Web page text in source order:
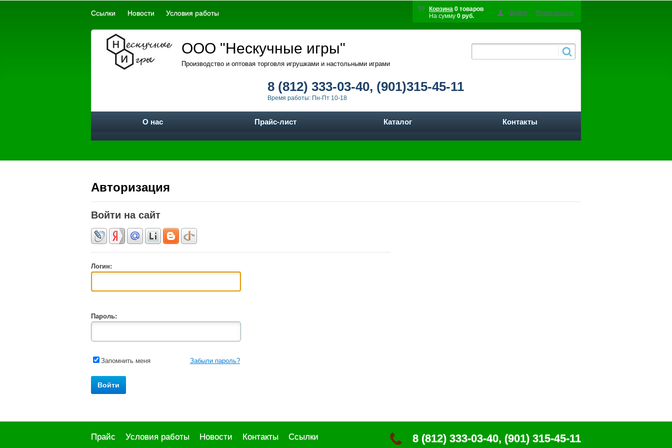
Корзина 0 товаров
На сумму 0 руб. Войти Регистрация
Ссылки Новости Условия работы
ООО "Нескучные игры"
Производство и оптовая торговля игрушками и настольными играми
8 (812) 333-03-40, (901)315-45-11
Время работы: Пн-Пт 10-18
О нас Прайс-лист Каталог Контакты
Авторизация
Войти на сайт
Логин:
Пароль:
Запомнить меня Забыли пароль?
8 (812) 333-03-40, (901) 315-45-11
Прайс Условия работы Новости Контакты Ссылки